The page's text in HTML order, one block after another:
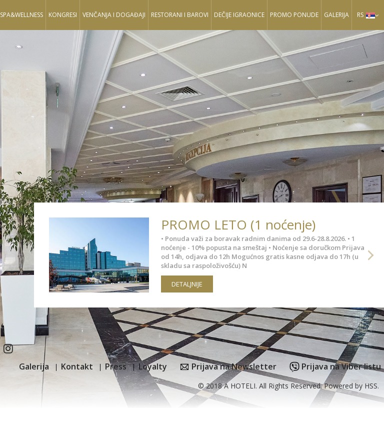
SPA&WELLNESS KONGRESI VENČANJA I DOGAĐAJI RESTORANI I BAROVI DEČIJE IGRAONICE PROMO PONUDE GALERIJA RS
Sledeći
PROMO LETO (1 noćenje)
• Ponuda važi za boravak radnim danima od 29.6-28.8.2026. • 1
noćenje - 10% popusta na smeštaj • Noćenje sa doručkom Prijava
od 14h, odjava do 12h Mogućnos gratis kasne odjava do 17h (u
skladu sa raspoloživošću) N
DETALJNIJE
Galerija Kontakt Press Loyalty Prijava na Newsletter Prijava na Viber listu
© 2018 A HOTELI. All Rights Reserved. Powered byHSS.